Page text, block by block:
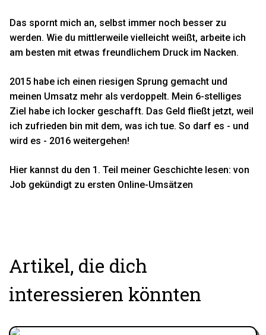
Das spornt mich an, selbst immer noch besser zu
werden. Wie du mittlerweile vielleicht weißt, arbeite ich
am besten mit etwas freundlichem Druck im Nacken.
2015 habe ich einen riesigen Sprung gemacht und
meinen Umsatz mehr als verdoppelt. Mein 6-stelliges
Ziel habe ich locker geschafft. Das Geld fließt jetzt, weil
ich zufrieden bin mit dem, was ich tue. So darf es - und
wird es - 2016 weitergehen!
Hier kannst du den 1. Teil meiner Geschichte lesen: von
Job gekündigt zu ersten Online-Umsätzen
Artikel, die dich
interessieren könnten